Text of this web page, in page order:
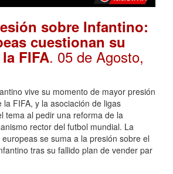
sobre Infantino:
cuestionan su
FIFA. 05 de Agosto,
vive su momento de mayor presión
FIFA, y la asociación de ligas
tema al pedir una reforma de la
rector del futbol mundial. La
se suma a la presión sobre el
tras su fallido plan de vender par